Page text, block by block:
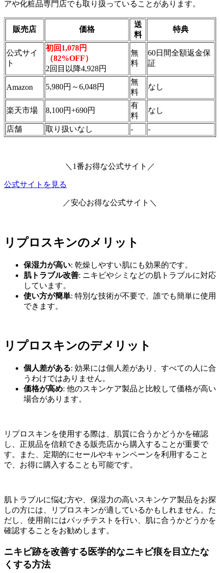
アや化粧品専門店でも取り扱っていることがあります。
販売店 価格
送
料
特典
公式サイ
ト
初回1,078円
（82%OFF）
2回目以降4,928円
無
料
60日間全額返金保
証
Amazon 5,980円～6,048円
無
料
なし
楽天市場 8,100円+690円
有
料
なし
店舗 取り扱いなし - -
＼1番お得な公式サイト／
公式サイトを見る
／安心お得な公式サイト＼
リプロスキンのメリット
保湿力が高い: 乾燥しやすい肌にも効果的です。
肌トラブル改善: ニキビやシミなどの肌トラブルに対応
しています。
使い方が簡単: 特別な技術が不要で、誰でも簡単に使用
できます。
リプロスキンのデメリット
個人差がある: 効果には個人差があり、すべての人に合
うわけではありません。
価格が高め: 他のスキンケア製品と比較して価格が高い
場合があります。
リプロスキンを使用する際は、肌質に合うかどうかを確認
し、正規品を信頼できる販売店から購入することが重要で
す。また、定期的にセールやキャンペーンを利用すること
で、お得に購入することも可能です。
肌トラブルに悩む方や、保湿力の高いスキンケア製品をお探
しの方には、リプロスキンが適しているかもしれません。た
だし、使用前にはパッチテストを行い、肌に合うかどうかを
確認することをお勧めします。
ニキビ跡を改善する医学的なニキビ痕を目立たな
くする方法